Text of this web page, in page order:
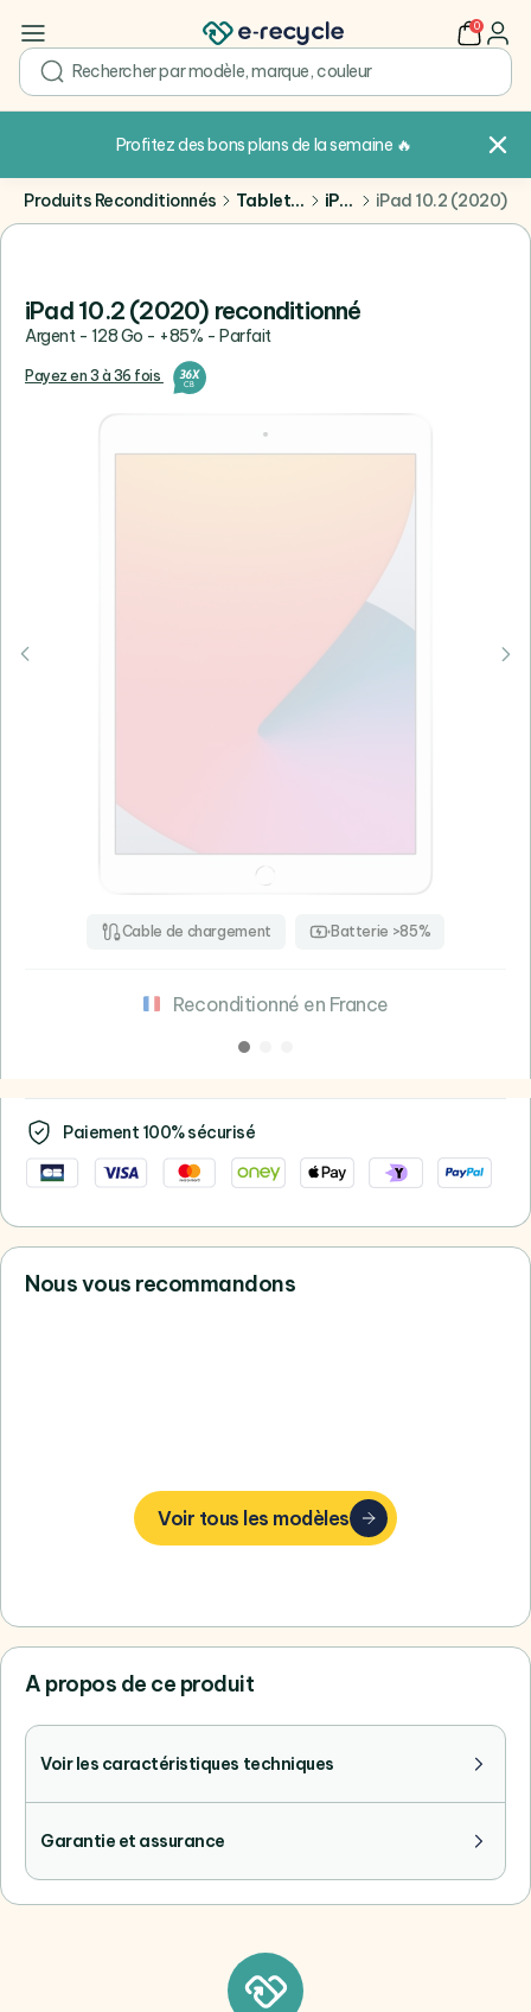
search
0 user
Profitez des bons plans de la semaine 🔥
Produits Reconditionnés Tablettes iPad iPad 10.2 (2020)
iPad 10.2 (2020) reconditionné
Argent - 128 Go - +85% - Parfait
Payez en 3 à 36 fois
Cable de chargement Batterie >85%
Reconditionné en France
Paiement 100% sécurisé
Nous vous recommandons
Voir tous les modèles
A propos de ce produit
Voir les caractéristiques techniques
Garantie et assurance